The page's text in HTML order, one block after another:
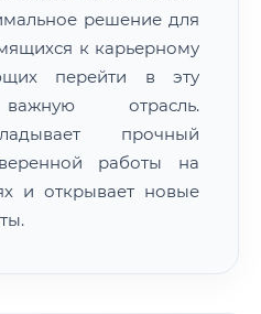
решение для
к карьерному
перейти в эту
важную отрасль.
прочный
работы на
и открывает новые